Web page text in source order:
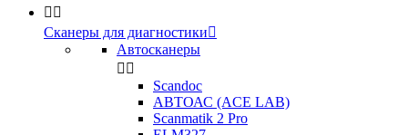
 
Сканеры для диагностики
Автосканеры
 
Scandoc
АВТОАС (ACE LAB)
Scanmatik 2 Pro